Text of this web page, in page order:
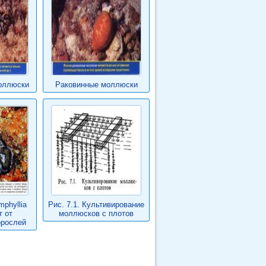
Раковинные моллюски
от
Рис. 7.1. Культивирование
моллюсков с плотов